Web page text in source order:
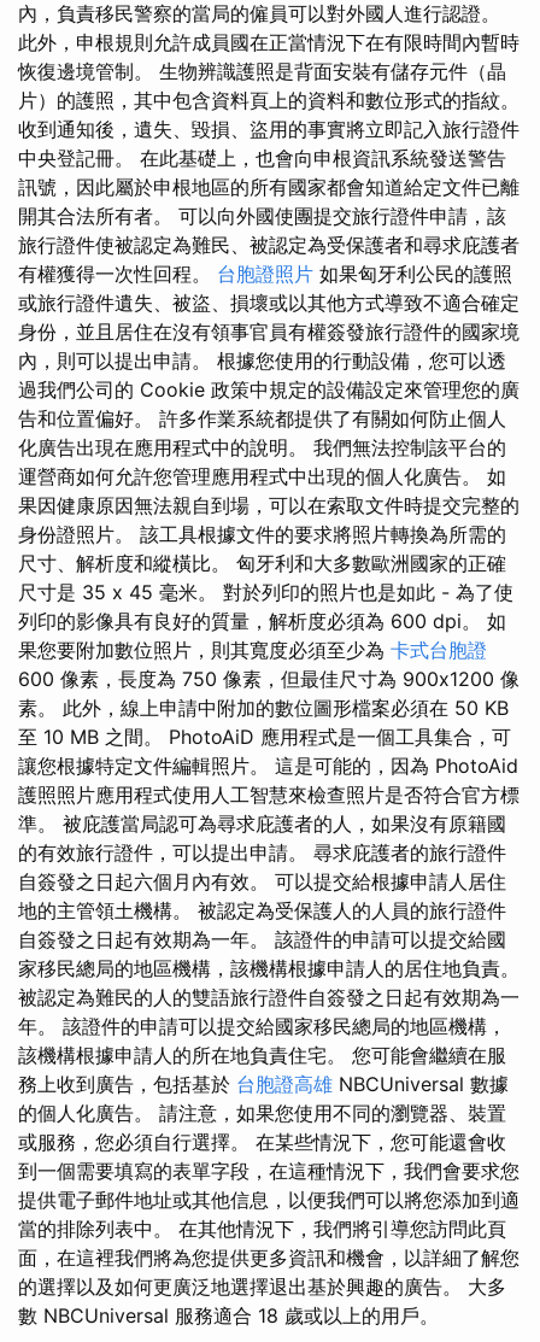
內，負責移民警察的當局的僱員可以對外國人進行認證。
此外，申根規則允許成員國在正當情況下在有限時間內暫時
恢復邊境管制。 生物辨識護照是背面安裝有儲存元件（晶
片）的護照，其中包含資料頁上的資料和數位形式的指紋。
收到通知後，遺失、毀損、盜用的事實將立即記入旅行證件
中央登記冊。 在此基礎上，也會向申根資訊系統發送警告
訊號，因此屬於申根地區的所有國家都會知道給定文件已離
開其合法所有者。 可以向外國使團提交旅行證件申請，該
旅行證件使被認定為難民、被認定為受保護者和尋求庇護者
有權獲得一次性回程。 台胞證照片 如果匈牙利公民的護照
或旅行證件遺失、被盜、損壞或以其他方式導致不適合確定
身份，並且居住在沒有領事官員有權簽發旅行證件的國家境
內，則可以提出申請。 根據您使用的行動設備，您可以透
過我們公司的 Cookie 政策中規定的設備設定來管理您的廣
告和位置偏好。 許多作業系統都提供了有關如何防止個人
化廣告出現在應用程式中的說明。 我們無法控制該平台的
運營商如何允許您管理應用程式中出現的個人化廣告。 如
果因健康原因無法親自到場，可以在索取文件時提交完整的
身份證照片。 該工具根據文件的要求將照片轉換為所需的
尺寸、解析度和縱橫比。 匈牙利和大多數歐洲國家的正確
尺寸是 35 x 45 毫米。 對於列印的照片也是如此 - 為了使
列印的影像具有良好的質量，解析度必須為 600 dpi。 如
果您要附加數位照片，則其寬度必須至少為 卡式台胞證
600 像素，長度為 750 像素，但最佳尺寸為 900x1200 像
素。 此外，線上申請中附加的數位圖形檔案必須在 50 KB
至 10 MB 之間。 PhotoAiD 應用程式是一個工具集合，可
讓您根據特定文件編輯照片。 這是可能的，因為 PhotoAid
護照照片應用程式使用人工智慧來檢查照片是否符合官方標
準。 被庇護當局認可為尋求庇護者的人，如果沒有原籍國
的有效旅行證件，可以提出申請。 尋求庇護者的旅行證件
自簽發之日起六個月內有效。 可以提交給根據申請人居住
地的主管領土機構。 被認定為受保護人的人員的旅行證件
自簽發之日起有效期為一年。 該證件的申請可以提交給國
家移民總局的地區機構，該機構根據申請人的居住地負責。
被認定為難民的人的雙語旅行證件自簽發之日起有效期為一
年。 該證件的申請可以提交給國家移民總局的地區機構，
該機構根據申請人的所在地負責住宅。 您可能會繼續在服
務上收到廣告，包括基於 台胞證高雄 NBCUniversal 數據
的個人化廣告。 請注意，如果您使用不同的瀏覽器、裝置
或服務，您必須自行選擇。 在某些情況下，您可能還會收
到一個需要填寫的表單字段，在這種情況下，我們會要求您
提供電子郵件地址或其他信息，以便我們可以將您添加到適
當的排除列表中。 在其他情況下，我們將引導您訪問此頁
面，在這裡我們將為您提供更多資訊和機會，以詳細了解您
的選擇以及如何更廣泛地選擇退出基於興趣的廣告。 大多
數 NBCUniversal 服務適合 18 歲或以上的用戶。